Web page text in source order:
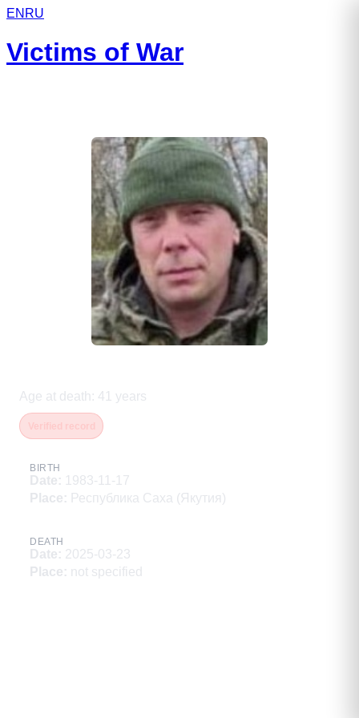
EN RU
Victims of War
Age at death : 41 years
BIRTH
Date: 1983-11-17
Place: Республика Саха (Якутия)
DEATH
Date: 2025-03-23
Place: not specified